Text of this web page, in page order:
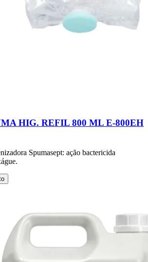
HIG. REFIL 800 ML E-800EH
Spumasept: ação bactericida